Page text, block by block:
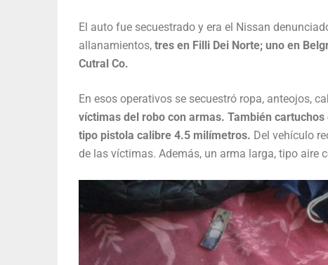
El auto fue secuestrado y era el Nissan
allanamientos, tres en Filli Dei Norte; uno en
Cutral Co.
En esos operativos se secuestró ropa, anteojos,
víctimas del robo con armas. También
tipo pistola calibre 4.5 milímetros. Del vehículo
de las víctimas. Además, un arma larga, tipo aire